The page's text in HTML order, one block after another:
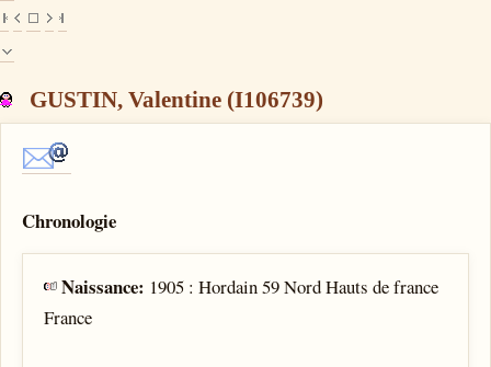
GUSTIN, Valentine (I106739)
Chronologie
Naissance: 1905 : Hordain 59 Nord Hauts de france
France